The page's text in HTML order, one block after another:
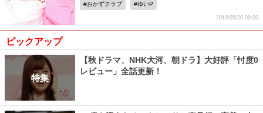
おかずクラブ ゆいP
2019/05/20 09:00
ピックアップ
特集
【秋ドラマ、NHK大河、朝ドラ】大好評「忖度0
レビュー」全話更新！